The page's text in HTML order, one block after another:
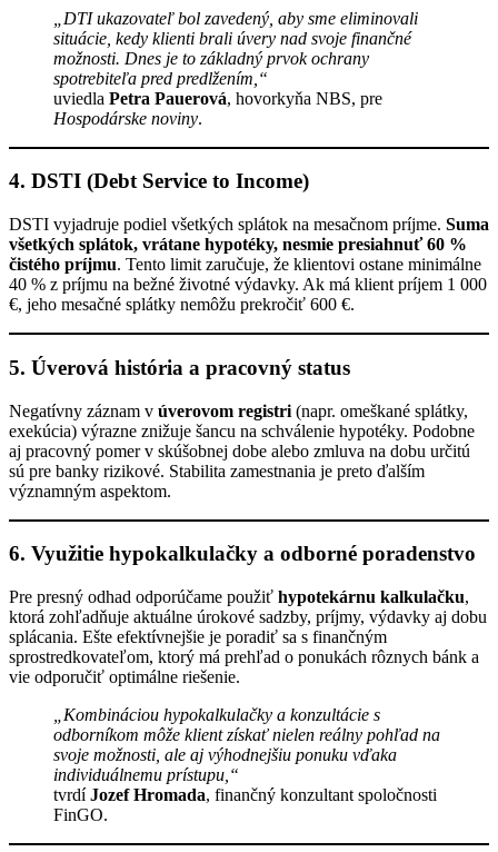
„DTI ukazovateľ bol zavedený, aby sme eliminovali
situácie, kedy klienti brali úvery nad svoje finančné
možnosti. Dnes je to základný prvok ochrany
spotrebiteľa pred predlžením,“
uviedla Petra Pauerová, hovorkyňa NBS, pre
Hospodárske noviny.
4. DSTI (Debt Service to Income)
DSTI vyjadruje podiel všetkých splátok na mesačnom príjme. Suma
všetkých splátok, vrátane hypotéky, nesmie presiahnuť 60 %
čistého príjmu. Tento limit zaručuje, že klientovi ostane minimálne
40 % z príjmu na bežné životné výdavky. Ak má klient príjem 1 000
€, jeho mesačné splátky nemôžu prekročiť 600 €.
5. Úverová história a pracovný status
Negatívny záznam v úverovom registri (napr. omeškané splátky,
exekúcia) výrazne znižuje šancu na schválenie hypotéky. Podobne
aj pracovný pomer v skúšobnej dobe alebo zmluva na dobu určitú
sú pre banky rizikové. Stabilita zamestnania je preto ďalším
významným aspektom.
6. Využitie hypokalkulačky a odborné poradenstvo
Pre presný odhad odporúčame použiť hypotekárnu kalkulačku,
ktorá zohľadňuje aktuálne úrokové sadzby, príjmy, výdavky aj dobu
splácania. Ešte efektívnejšie je poradiť sa s finančným
sprostredkovateľom, ktorý má prehľad o ponukách rôznych bánk a
vie odporučiť optimálne riešenie.
„Kombináciou hypokalkulačky a konzultácie s
odborníkom môže klient získať nielen reálny pohľad na
svoje možnosti, ale aj výhodnejšiu ponuku vďaka
individuálnemu prístupu,“
tvrdíJozef Hromada, finančný konzultant spoločnosti
FinGO.